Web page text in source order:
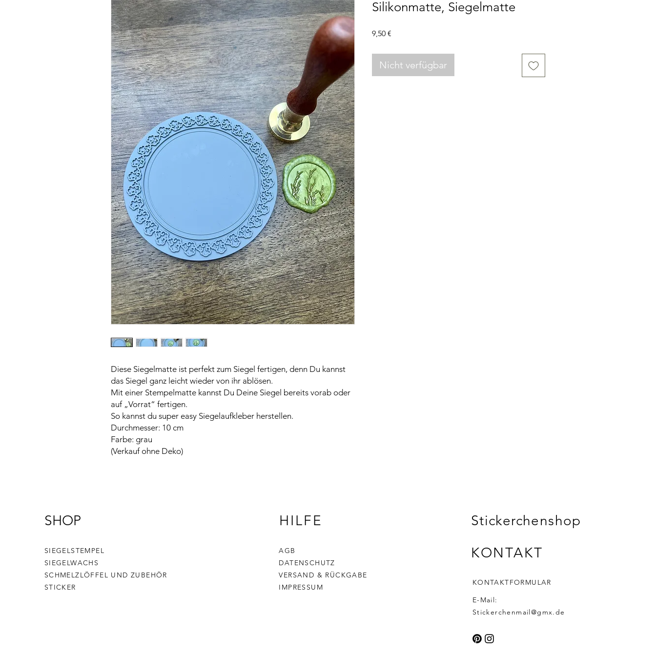
Diese Siegelmatte ist perfekt zum Siegel fertigen, denn Du kannst
das Siegel ganz leicht wieder von ihr ablösen.
Mit einer Stempelmatte kannst Du Deine Siegel bereits vorab oder
auf „Vorrat“ fertigen.
So kannst du super easy Siegelaufkleber herstellen.
Durchmesser: 10 cm
Farbe: grau
(Verkauf ohne Deko)
Silikonmatte, Siegelmatte
9,50 €
Nicht verfügbar
SHOP
SIEGELSTEMPEL
SIEGELWACHS
SCHMELZLÖFFEL UND ZUBEHÖR
STICKER
HILFE
AGB
DATENSCHUTZ
VERSAND & RÜCKGABE
IMPRESSUM
Stickerchenshop
KONTAKT
KONTAKTFORMULAR
E-Mail:
Stickerchenmail@gmx.de